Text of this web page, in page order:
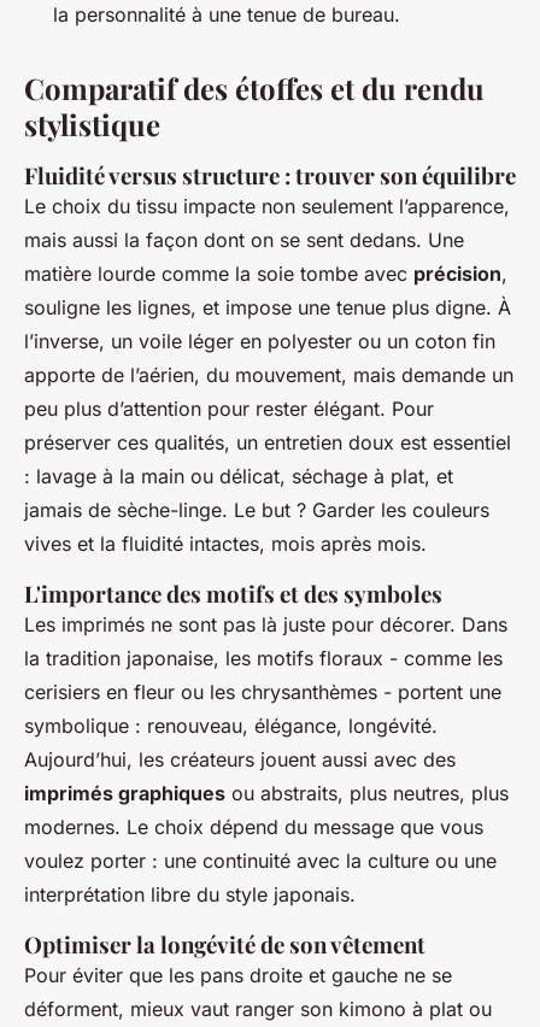
la personnalité à une tenue de bureau.
Comparatif des étoffes et du rendu
stylistique
Fluidité versus structure : trouver son équilibre
Le choix du tissu impacte non seulement l’apparence,
mais aussi la façon dont on se sent dedans. Une
matière lourde comme la soie tombe avec précision,
souligne les lignes, et impose une tenue plus digne. À
l’inverse, un voile léger en polyester ou un coton fin
apporte de l’aérien, du mouvement, mais demande un
peu plus d’attention pour rester élégant. Pour
préserver ces qualités, un entretien doux est essentiel
: lavage à la main ou délicat, séchage à plat, et
jamais de sèche-linge. Le but ? Garder les couleurs
vives et la fluidité intactes, mois après mois.
L'importance des motifs et des symboles
Les imprimés ne sont pas là juste pour décorer. Dans
la tradition japonaise, les motifs floraux - comme les
cerisiers en fleur ou les chrysanthèmes - portent une
symbolique : renouveau, élégance, longévité.
Aujourd’hui, les créateurs jouent aussi avec des
imprimés graphiques ou abstraits, plus neutres, plus
modernes. Le choix dépend du message que vous
voulez porter : une continuité avec la culture ou une
interprétation libre du style japonais.
Optimiser la longévité de son vêtement
Pour éviter que les pans droite et gauche ne se
déforment, mieux vaut ranger son kimono à plat ou